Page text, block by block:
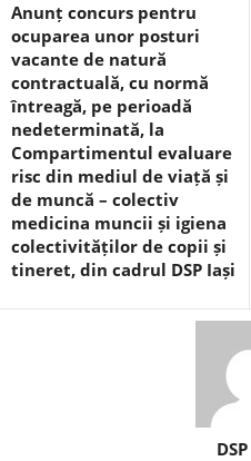
Anunț concurs pentru
ocuparea unor posturi
vacante de natură
contractuală, cu normă
întreagă, pe perioadă
nedeterminată, la
Compartimentul evaluare
risc din mediul de viață și
de muncă – colectiv
medicina muncii și igiena
colectivităților de copii și
tineret, din cadrul DSP Iași